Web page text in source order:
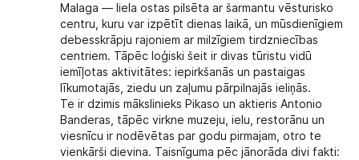
Malaga — liela ostas pilsēta ar šarmantu vēsturisko
centru, kuru var izpētīt dienas laikā, un mūsdienīgiem
debesskrāpju rajoniem ar milzīgiem tirdzniecības
centriem. Tāpēc loģiski šeit ir divas tūristu vidū
iemīļotas aktivitātes: iepirkšanās un pastaigas
līkumotajās, ziedu un zaļumu pārpilnajās ieliņās.
Te ir dzimis mākslinieks Pikaso un aktieris Antonio
Banderas, tāpēc virkne muzeju, ielu, restorānu un
viesnīcu ir nodēvētas par godu pirmajam, otro te
vienkārši dievina. Taisnīguma pēc jānorāda divi fakti: